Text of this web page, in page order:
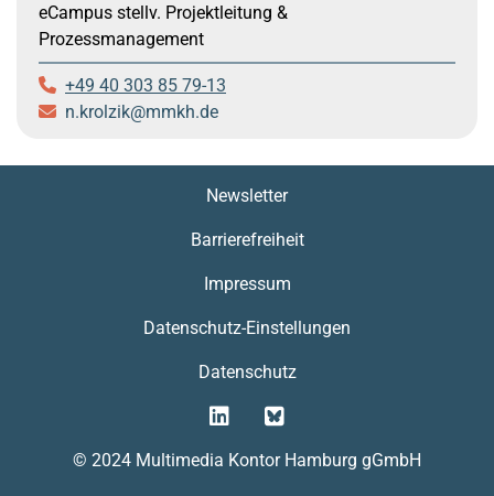
eCampus stellv. Projektleitung &
Prozessmanagement
+49 40 303 85 79-13
n.krolzik
mmkh.de
© 2024 Multimedia Kontor Hamburg gGmbH
Datenschutz
Datenschutz-Einstellungen
Impressum
Barrierefreiheit
Newsletter